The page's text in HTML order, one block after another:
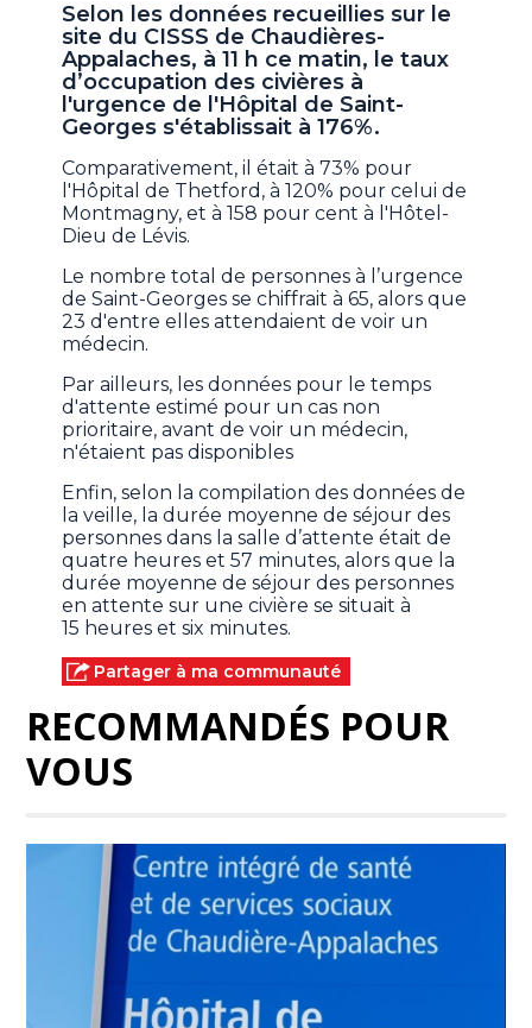
Selon les données recueillies sur le
site du CISSS de Chaudières-
Appalaches, à 11 h ce matin, le taux
d’occupation des civières à
l'urgence de l'Hôpital de Saint-
Georges s'établissait à 176%.
Comparativement, il était à 73% pour
l'Hôpital de Thetford, à 120% pour celui de
Montmagny, et à 158 pour cent à l'Hôtel-
Dieu de Lévis.
Le nombre total de personnes à l’urgence
de Saint-Georges se chiffrait à 65, alors que
23 d'entre elles attendaient de voir un
médecin.
Par ailleurs, les données pour le temps
d'attente estimé pour un cas non
prioritaire, avant de voir un médecin,
n'étaient pas disponibles
Enfin, selon la compilation des données de
la veille, la durée moyenne de séjour des
personnes dans la salle d’attente était de
quatre heures et 57 minutes, alors que la
durée moyenne de séjour des personnes
en attente sur une civière se situait à
15 heures et six minutes.
Partager à ma communauté
RECOMMANDÉS POUR
VOUS